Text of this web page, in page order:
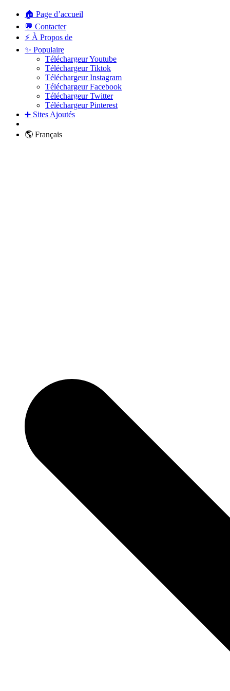
🏠 Page d’accueil
💬 Contacter
⚡ À Propos de
✨ Populaire
Téléchargeur Youtube
Téléchargeur Tiktok
Téléchargeur Instagram
Téléchargeur Facebook
Téléchargeur Twitter
Téléchargeur Pinterest
➕ Sites Ajoutés
🌎 Français